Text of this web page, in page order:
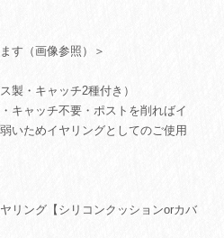
す（画像参照）＞
・キャッチ2種付き）
ャッチ不要・ポストを削ればイ
いためイヤリングとしてのご使用
リング【シリコンクッションorカバ